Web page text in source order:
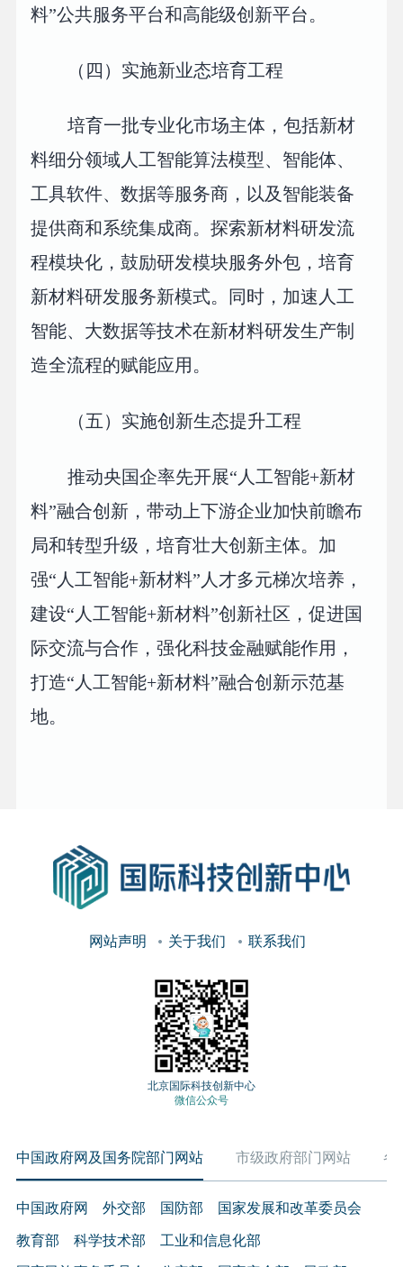
料”公共服务平台和高能级创新平台。
（四）实施新业态培育工程
培育一批专业化市场主体，包括新材
料细分领域人工智能算法模型、智能体、
工具软件、数据等服务商，以及智能装备
提供商和系统集成商。探索新材料研发流
程模块化，鼓励研发模块服务外包，培育
新材料研发服务新模式。同时，加速人工
智能、大数据等技术在新材料研发生产制
造全流程的赋能应用。
（五）实施创新生态提升工程
推动央国企率先开展“人工智能+新材
料”融合创新，带动上下游企业加快前瞻布
局和转型升级，培育壮大创新主体。加
强“人工智能+新材料”人才多元梯次培养，
建设“人工智能+新材料”创新社区，促进国
际交流与合作，强化科技金融赋能作用，
打造“人工智能+新材料”融合创新示范基
地。
网站声明 关于我们 联系我们
北京国际科技创新中心
微信公众号
中国政府网及国务院部门网站 市级政府部门网站 各
中国政府网 外交部 国防部 国家发展和改革委员会
教育部 科学技术部 工业和信息化部